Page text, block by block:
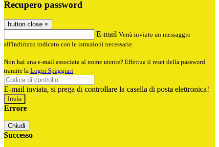
Recupero password
button close ×
E-mail Verrà inviato un messaggio
all'indirizzo indicato con le istruzioni necessarie.
Non hai una e-mail associata al nome utente? Effettua il reset della password
tramite la Login Spaggiari
E-mail inviata, si prega di controllare la casella di posta elettronica!
Errore
Chiudi
Successo